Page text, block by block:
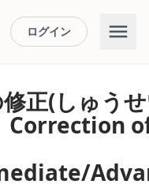
ログイン
正(しゅう
Correction